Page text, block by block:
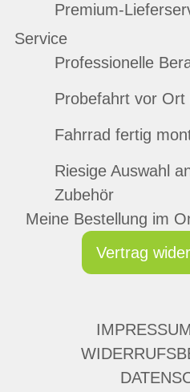
Premium-
Service
Professionelle
Probefahrt vor Ort
Fahrrad fertig
Riesige Auswahl
Zubehör
Meine Bestellung im
Vertrag
IMPRESSUM